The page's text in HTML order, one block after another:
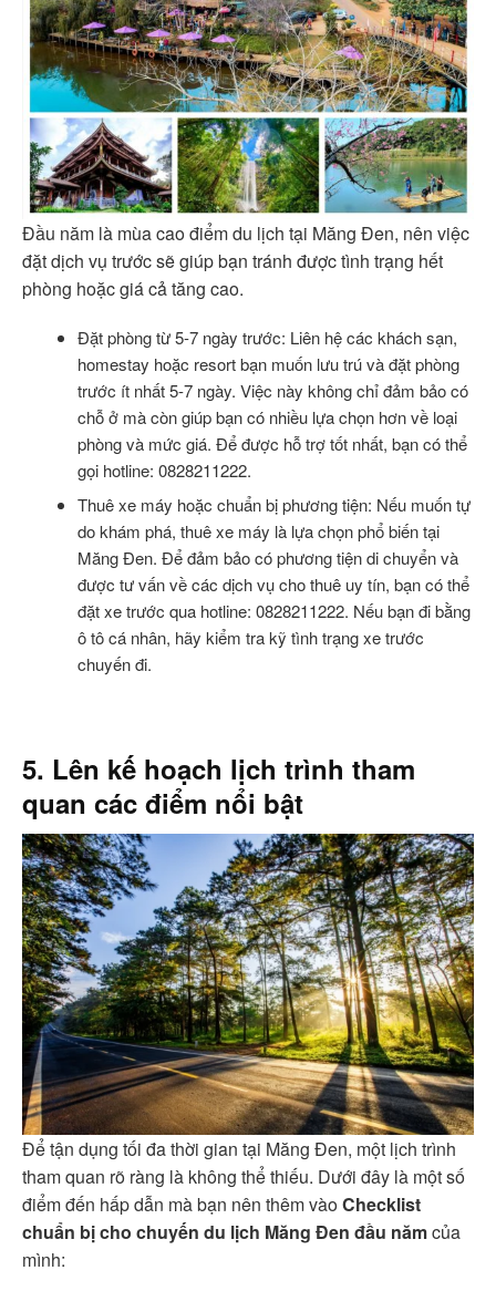
Đầu năm là mùa cao điểm du lịch tại Măng Đen, nên việc
đặt dịch vụ trước sẽ giúp bạn tránh được tình trạng hết
phòng hoặc giá cả tăng cao.
Đặt phòng từ 5-7 ngày trước: Liên hệ các khách sạn,
homestay hoặc resort bạn muốn lưu trú và đặt phòng
trước ít nhất 5-7 ngày. Việc này không chỉ đảm bảo có
chỗ ở mà còn giúp bạn có nhiều lựa chọn hơn về loại
phòng và mức giá. Để được hỗ trợ tốt nhất, bạn có thể
gọi hotline: 0828211222.
Thuê xe máy hoặc chuẩn bị phương tiện: Nếu muốn tự
do khám phá, thuê xe máy là lựa chọn phổ biến tại
Măng Đen. Để đảm bảo có phương tiện di chuyển và
được tư vấn về các dịch vụ cho thuê uy tín, bạn có thể
đặt xe trước qua hotline: 0828211222. Nếu bạn đi bằng
ô tô cá nhân, hãy kiểm tra kỹ tình trạng xe trước
chuyến đi.
5. Lên kế hoạch lịch trình tham
quan các điểm nổi bật
Để tận dụng tối đa thời gian tại Măng Đen, một lịch trình
tham quan rõ ràng là không thể thiếu. Dưới đây là một số
điểm đến hấp dẫn mà bạn nên thêm vàoChecklist
chuẩn bị cho chuyến du lịch Măng Đen đầu nămcủa
mình: